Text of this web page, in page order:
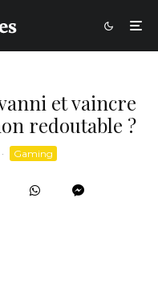
et vaincre
redoutable ?
· Gaming